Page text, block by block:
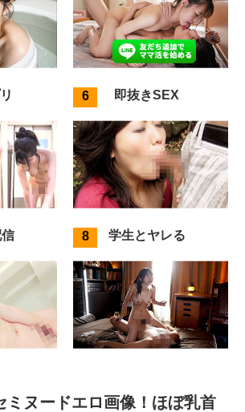
即抜きSEX
学生とヤレる
ミヌードエロ画像！ほぼ乳首